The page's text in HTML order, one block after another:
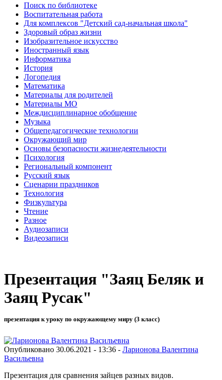
Поиск по библиотеке
Воспитательная работа
Для комплексов "Детский сад-начальная школа"
Здоровый образ жизни
Изобразительное искусство
Иностранный язык
Информатика
История
Логопедия
Математика
Материалы для родителей
Материалы МО
Междисциплинарное обобщение
Музыка
Общепедагогические технологии
Окружающий мир
Основы безопасности жизнедеятельности
Психология
Региональный компонент
Русский язык
Сценарии праздников
Технология
Физкультура
Чтение
Разное
Аудиозаписи
Видеозаписи
Презентация "Заяц Беляк и
Заяц Русак"
презентация к уроку по окружающему миру (3 класс)
Опубликовано 30.06.2021 - 13:36 - Ларионова Валентина
Васильевна
Презентация для сравнения зайцев разных видов.